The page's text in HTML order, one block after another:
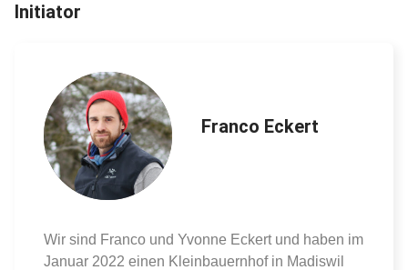
Initiator
Franco Eckert
Wir sind Franco und Yvonne Eckert und haben im
Januar 2022 einen Kleinbauernhof in Madiswil